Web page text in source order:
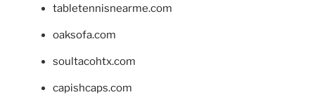
tabletennisnearme.com
oaksofa.com
soultacohtx.com
capishcaps.com